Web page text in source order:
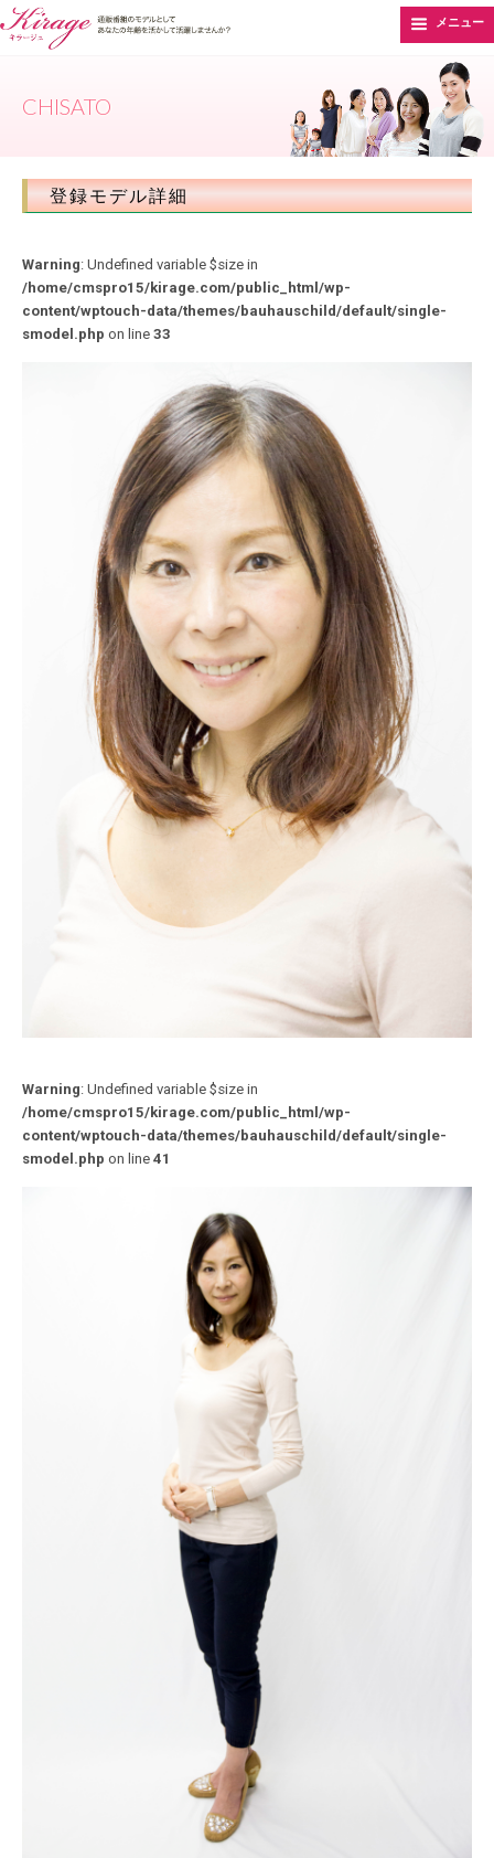
メニュー
CHISATO
登録モデル詳細
Warning: Undefined variable $size in
/home/cmspro15/kirage.com/public_html/wp-
content/wptouch-data/themes/bauhauschild/default/single-
smodel.php on line 33
Warning: Undefined variable $size in
/home/cmspro15/kirage.com/public_html/wp-
content/wptouch-data/themes/bauhauschild/default/single-
smodel.php on line 41